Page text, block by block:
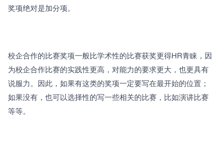
奖项绝对是加分项。
校企合作的比赛奖项一般比学术性的比赛获奖更得HR青睐，因
为校企合作比赛的实践性更高，对能力的要求更大，也更具有
说服力。因此，如果有这类的奖项一定要写在最开始的位置；
如果没有，也可以选择性的写一些相关的比赛，比如演讲比赛
等等。